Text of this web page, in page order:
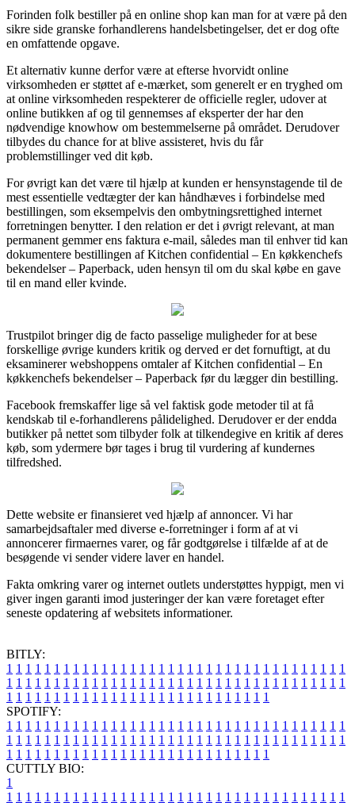
Forinden folk bestiller på en online shop kan man for at være på den
sikre side granske forhandlerens handelsbetingelser, det er dog ofte
en omfattende opgave.
Et alternativ kunne derfor være at efterse hvorvidt online
virksomheden er støttet af e-mærket, som generelt er en tryghed om
at online virksomheden respekterer de officielle regler, udover at
online butikken af og til gennemses af eksperter der har den
nødvendige knowhow om bestemmelserne på området. Derudover
tilbydes du chance for at blive assisteret, hvis du får
problemstillinger ved dit køb.
For øvrigt kan det være til hjælp at kunden er hensynstagende til de
mest essentielle vedtægter der kan håndhæves i forbindelse med
bestillingen, som eksempelvis den ombytningsrettighed internet
forretningen benytter. I den relation er det i øvrigt relevant, at man
permanent gemmer ens faktura e-mail, således man til enhver tid kan
dokumentere bestillingen af Kitchen confidential – En køkkenchefs
bekendelser – Paperback, uden hensyn til om du skal købe en gave
til en mand eller kvinde.
Trustpilot bringer dig de facto passelige muligheder for at bese
forskellige øvrige kunders kritik og derved er det fornuftigt, at du
eksaminerer webshoppens omtaler af Kitchen confidential – En
køkkenchefs bekendelser – Paperback før du lægger din bestilling.
Facebook fremskaffer lige så vel faktisk gode metoder til at få
kendskab til e-forhandlerens pålidelighed. Derudover er der endda
butikker på nettet som tilbyder folk at tilkendegive en kritik af deres
køb, som ydermere bør tages i brug til vurdering af kundernes
tilfredshed.
Dette website er finansieret ved hjælp af annoncer. Vi har
samarbejdsaftaler med diverse e-forretninger i form af at vi
annoncerer firmaernes varer, og får godtgørelse i tilfælde af at de
besøgende vi sender videre laver en handel.
Fakta omkring varer og internet outlets understøttes hyppigt, men vi
giver ingen garanti imod justeringer der kan være foretaget efter
seneste opdatering af websitets informationer.
BITLY:
1 1 1 1 1 1 1 1 1 1 1 1 1 1 1 1 1 1 1 1 1 1 1 1 1 1 1 1 1 1 1 1 1 1 1 1
1 1 1 1 1 1 1 1 1 1 1 1 1 1 1 1 1 1 1 1 1 1 1 1 1 1 1 1 1 1 1 1 1 1 1 1
1 1 1 1 1 1 1 1 1 1 1 1 1 1 1 1 1 1 1 1 1 1 1 1 1 1 1 1
SPOTIFY:
1 1 1 1 1 1 1 1 1 1 1 1 1 1 1 1 1 1 1 1 1 1 1 1 1 1 1 1 1 1 1 1 1 1 1 1
1 1 1 1 1 1 1 1 1 1 1 1 1 1 1 1 1 1 1 1 1 1 1 1 1 1 1 1 1 1 1 1 1 1 1 1
1 1 1 1 1 1 1 1 1 1 1 1 1 1 1 1 1 1 1 1 1 1 1 1 1 1 1 1
CUTTLY BIO:
1
1 1 1 1 1 1 1 1 1 1 1 1 1 1 1 1 1 1 1 1 1 1 1 1 1 1 1 1 1 1 1 1 1 1 1 1